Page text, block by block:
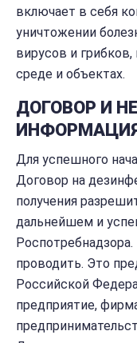
включает в себя
уничтожении
вирусов и
среде и объектах.
ДОГОВОР И
Для успешного
Договор на
получения
дальнейшем и
проводить. Это
Российской
предприятие,